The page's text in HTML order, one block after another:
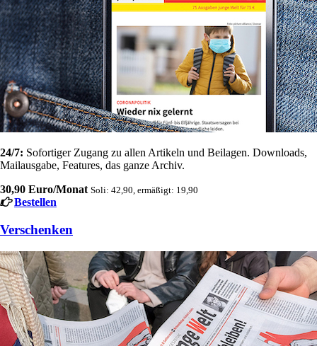
24/7: Sofortiger Zugang zu allen Artikeln und Beilagen. Downloads,
Mailausgabe, Features, das ganze Archiv.
30,90 Euro/Monat Soli: 42,90, ermäßigt: 19,90
Bestellen
Verschenken